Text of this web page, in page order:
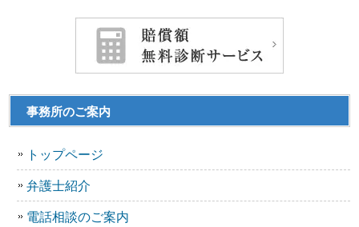
事務所のご案内
トップページ
弁護士紹介
電話相談のご案内